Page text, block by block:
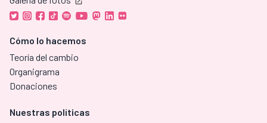
Cómo lo hacemos
Teoría del cambio
Organigrama
Donaciones
Nuestras políticas